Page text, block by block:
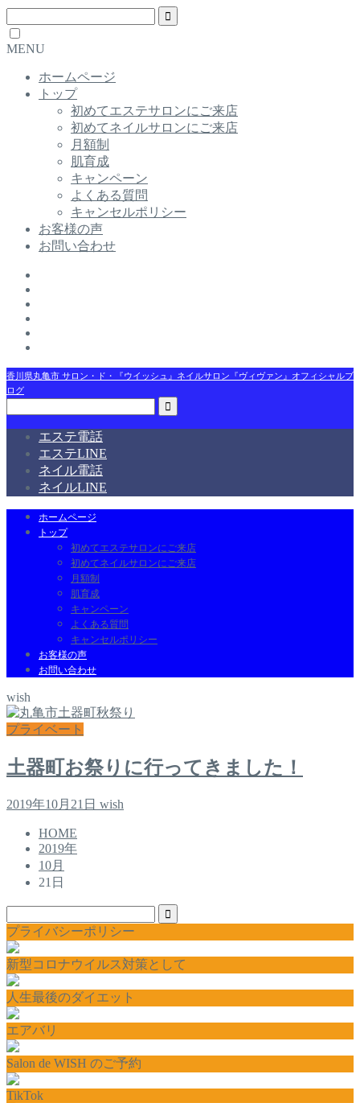
MENU
ホームページ
トップ
初めてエステサロンにご来店
初めてネイルサロンにご来店
月額制
肌育成
キャンペーン
よくある質問
キャンセルポリシー
お客様の声
お問い合わせ
香川県丸亀市 サロン・ド・『ウイッシュ』ネイルサロン『ヴィヴァン』オフィシャルブ
ログ
エステ電話
エステLINE
ネイル電話
ネイルLINE
ホームページ
トップ
初めてエステサロンにご来店
初めてネイルサロンにご来店
月額制
肌育成
キャンペーン
よくある質問
キャンセルポリシー
お客様の声
お問い合わせ
wish
プライベート
土器町お祭りに行ってきました！
2019年10月21日 wish
HOME
2019年
10月
21日
プライバシーポリシー
新型コロナウイルス対策として
人生最後のダイエット
エアバリ
Salon de WISH のご予約
TikTok